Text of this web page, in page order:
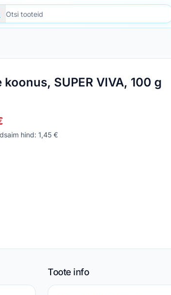
SUPER VIVA, 100 g
hind: 1,45 €
Toote info